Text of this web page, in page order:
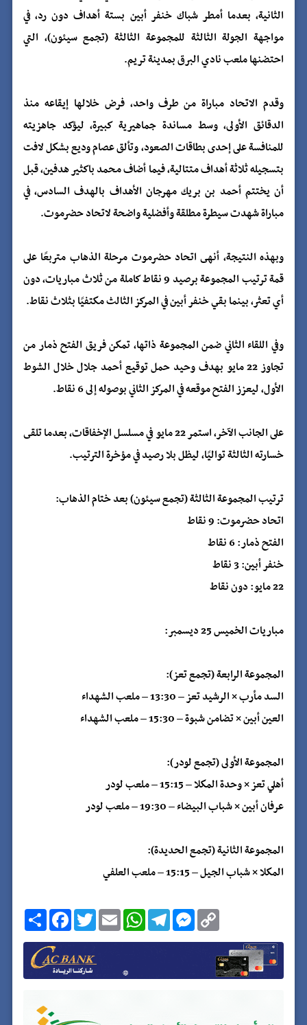
الثانية، بعدما أمطر شباك خنفر أبين بستة أهداف دون رد، في
مواجهة الجولة الثالثة للمجموعة الثالثة (تجمع سيئون)، التي
احتضنها ملعب نادي البرق بمدينة تريم.
وقدم الاتحاد مباراة من طرف واحد، فرض خلالها إيقاعه منذ
الدقائق الأولى، وسط مساندة جماهيرية كبيرة، ليؤكد جاهزيته
للمنافسة على إحدى بطاقات الصعود، وتألق عصام وديع بشكل لافت
بتسجيله ثلاثة أهداف متتالية، فيما أضاف محمد باكثير هدفين، قبل
أن يختتم أحمد بن بريك مهرجان الأهداف بالهدف السادس، في
مباراة شهدت سيطرة مطلقة وأفضلية واضحة لاتحاد حضرموت.
وبهذه النتيجة، أنهى اتحاد حضرموت مرحلة الذهاب متربعًا على
قمة ترتيب المجموعة برصيد 9 نقاط كاملة من ثلاث مباريات، دون
أي تعثر، بينما بقي خنفر أبين في المركز الثالث مكتفيًا بثلاث نقاط.
وفي اللقاء الثاني ضمن المجموعة ذاتها، تمكن فريق الفتح ذمار من
تجاوز 22 مايو بهدف وحيد حمل توقيع أحمد جلال خلال الشوط
الأول، ليعزز الفتح موقعه في المركز الثاني بوصوله إلى 6 نقاط.
على الجانب الآخر، استمر 22 مايو في مسلسل الإخفاقات، بعدما تلقى
خسارته الثالثة تواليًا، ليظل بلا رصيد في مؤخرة الترتيب.
ترتيب المجموعة الثالثة (تجمع سيئون) بعد ختام الذهاب:
اتحاد حضرموت: 9 نقاط
الفتح ذمار: 6 نقاط
خنفر أبين: 3 نقاط
22 مايو: دون نقاط
مباريات الخميس 25 ديسمبر:
المجموعة الرابعة (تجمع تعز):
السد مأرب × الرشيد تعز – 13:30 – ملعب الشهداء
العين أبين × تضامن شبوة – 15:30 – ملعب الشهداء
المجموعة الأولى (تجمع لودر):
أهلي تعز × وحدة المكلا – 15:15 – ملعب لودر
عرفان أبين × شباب البيضاء – 19:30 – ملعب لودر
المجموعة الثانية (تجمع الحديدة):
المكلا × شباب الجيل – 15:15 – ملعب العلفي
ا
ن
ش
ر
F
a
c
e
b
o
o
T
w
i
t
t
e
r
E
m
a
i
W
h
a
t
p
T
e
l
e
a
M
e
s
s
g
C
o
p
y
L
i
n